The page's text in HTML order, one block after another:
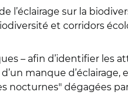
sur la
et corridors
– afin d’identifier les
manque d’éclairage,
nocturnes" dégagées